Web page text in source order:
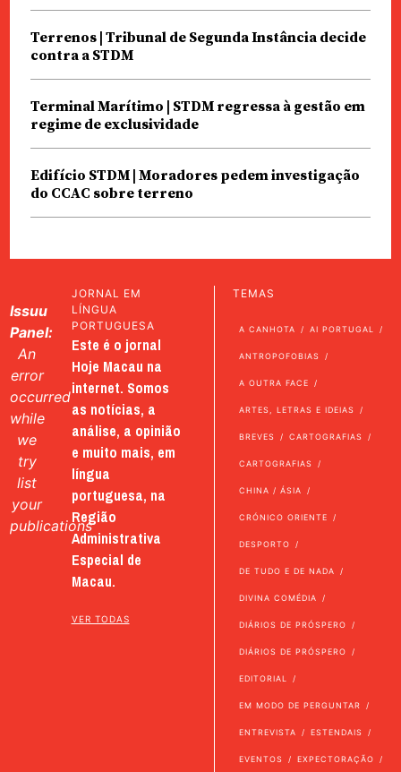
Terrenos | Tribunal de Segunda Instância decide
contra a STDM
Terminal Marítimo | STDM regressa à gestão em
regime de exclusividade
Edifício STDM | Moradores pedem investigação
do CCAC sobre terreno
Issuu
Panel:
An
error
occurred
while
we
try
list
your
publications
JORNAL EM
LÍNGUA
PORTUGUESA
Este é o jornal
Hoje Macau na
internet. Somos
as notícias, a
análise, a opinião
e muito mais, em
língua
portuguesa, na
Região
Administrativa
Especial de
Macau.
VER TODAS
TEMAS
A CANHOTA AI PORTUGAL
ANTROPOFOBIAS
A OUTRA FACE
ARTES, LETRAS E IDEIAS
BREVES CARTOGRAFIAS
CARTOGRAFIAS
CHINA / ÁSIA
CRÓNICO ORIENTE
DESPORTO
DE TUDO E DE NADA
DIVINA COMÉDIA
DIÁRIOS DE PRÓSPERO
DIÁRIOS DE PRÓSPERO
EDITORIAL
EM MODO DE PERGUNTAR
ENTREVISTA ESTENDAIS
EVENTOS EXPECTORAÇÃO